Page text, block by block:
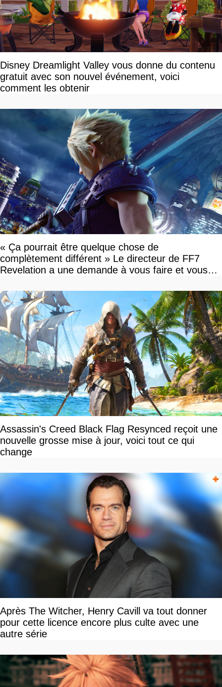
Disney Dreamlight Valley vous donne du contenu
gratuit avec son nouvel événement, voici
comment les obtenir
« Ça pourrait être quelque chose de
complètement différent » Le directeur de FF7
Revelation a une demande à vous faire et vous
Assassin's Creed Black Flag Resynced reçoit une
nouvelle grosse mise à jour, voici tout ce qui
change
Après The Witcher, Henry Cavill va tout donner
pour cette licence encore plus culte avec une
autre série